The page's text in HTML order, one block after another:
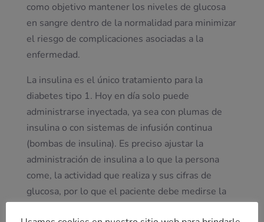
como objetivo mantener los niveles de glucosa
en sangre dentro de la normalidad para minimizar
el riesgo de complicaciones asociadas a la
enfermedad.
La insulina es el único tratamiento para la
diabetes tipo 1. Hoy en día solo puede
administrarse inyectada, ya sea con plumas de
insulina o con sistemas de infusión continua
(bombas de insulina). Es preciso ajustar la
administración de insulina a lo que la persona
come, la actividad que realiza y sus cifras de
glucosa, por lo que el paciente debe medirse la